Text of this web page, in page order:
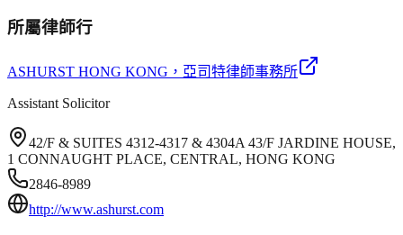
所屬律師行
ASHURST HONG KONG ，亞司特律師事務所
Assistant Solicitor
42/F & SUITES 4312-4317 & 4304A 43/F JARDINE HOUSE,
1 CONNAUGHT PLACE, CENTRAL, HONG KONG
2846-8989
http://www.ashurst.com